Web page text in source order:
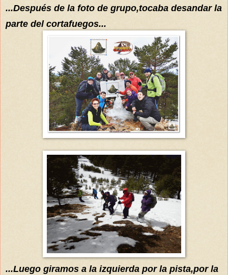
...Después de la foto de grupo,tocaba desandarla
parte del cortafuegos...
...Luego giramos a la izquierda por la pista,por la